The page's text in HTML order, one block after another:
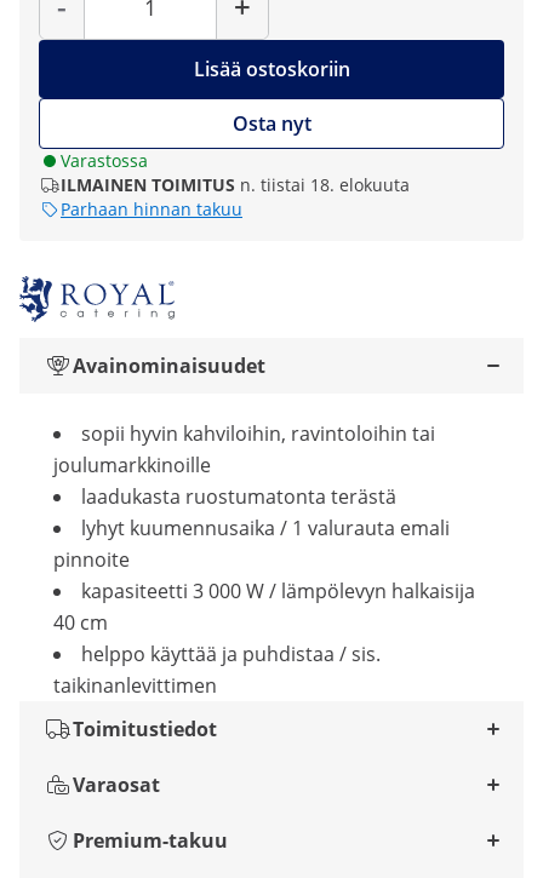
Lisää ostoskoriin
Osta nyt
Varastossa
ILMAINEN TOIMITUS n. tiistai 18. elokuuta
Parhaan hinnan takuu
Avainominaisuudet
sopii hyvin kahviloihin, ravintoloihin tai
joulumarkkinoille
laadukasta ruostumatonta terästä
lyhyt kuumennusaika / 1 valurauta emali
pinnoite
kapasiteetti 3 000 W / lämpölevyn halkaisija
40 cm
helppo käyttää ja puhdistaa / sis.
taikinanlevittimen
Toimitustiedot
Varaosat
Premium-takuu